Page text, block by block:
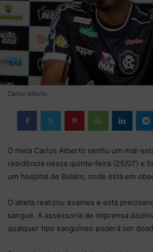
Carlos Alberto
O meia Carlos Alberto sentiu um mal-
residência nessa quinta-feira (25/07) e
um hospital de Belém, onde está em
O atleta realizou exames e está
sangue. A assessoria de imprensa
qualquer tipo sanguíneo poderá ser